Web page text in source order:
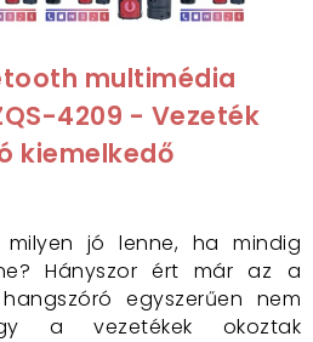
multimédia
4209 - Vezeték
kiemelkedő
jó lenne, ha mindig
Hányszor ért már az a
egyszerűen nem
a vezetékek okoztak